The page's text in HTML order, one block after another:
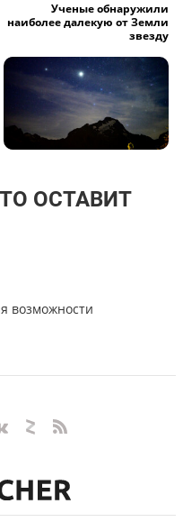
Ученые обнаружили
наиболее далекую от Земли
звезду
ОСТАВИТ
возможности